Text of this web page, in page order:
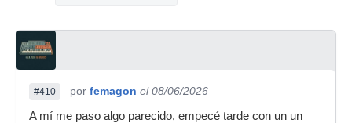
#410 por femagon el 08/06/2026
A mí me paso algo parecido, empecé tarde con un un